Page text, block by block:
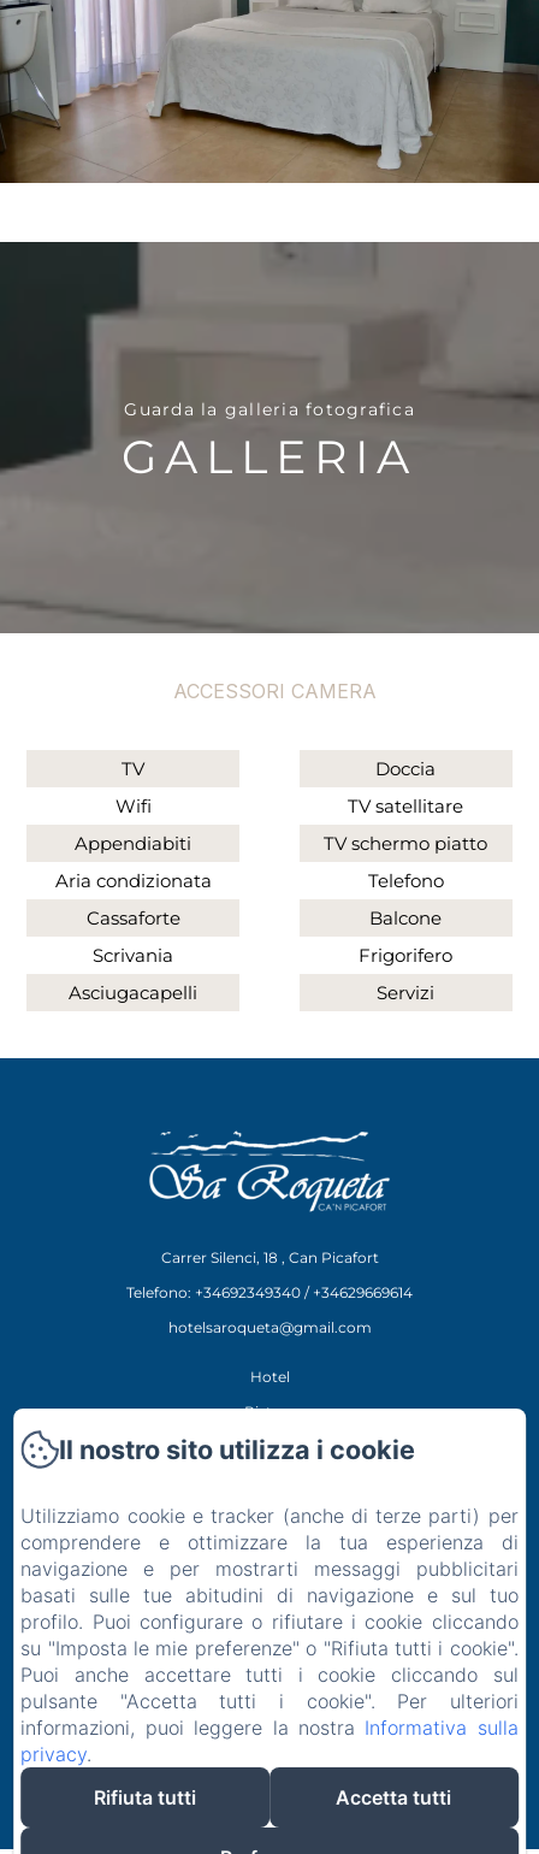
Guarda la galleria fotografica
GALLERIA
ACCESSORI CAMERA
TV
Wifi
Appendiabiti
Aria condizionata
Cassaforte
Scrivania
Asciugacapelli
Doccia
TV satellitare
TV schermo piatto
Telefono
Balcone
Frigorifero
Servizi
Carrer Silenci, 18 , Can Picafort
Telefono: +34692349340 / +34629669614
hotelsaroqueta@gmail.com
Hotel
Ristora
Esperienze
Contatto
Informativa Privacy
Note legali
Informazioni sui cookie
EN
FR ES IT DE
Funziona con Amenitiz
Il nostro sito utilizza i cookie
Utilizziamo cookie e tracker (anche di terze parti) per
comprendere e ottimizzare la tua esperienza di
navigazione e per mostrarti messaggi pubblicitari
basati sulle tue abitudini di navigazione e sul tuo
profilo. Puoi configurare o rifiutare i cookie cliccando
su "Imposta le mie preferenze" o "Rifiuta tutti i cookie".
Puoi anche accettare tutti i cookie cliccando sul
pulsante "Accetta tutti i cookie". Per ulteriori
informazioni, puoi leggere la nostra Informativa sulla
privacy.
Rifiuta tutti
Accetta tutti